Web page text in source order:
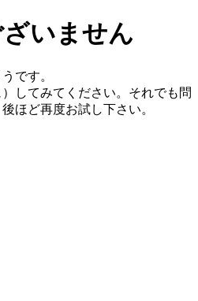
いません
です。
してみてください。それでも問
ほど再度お試し下さい。